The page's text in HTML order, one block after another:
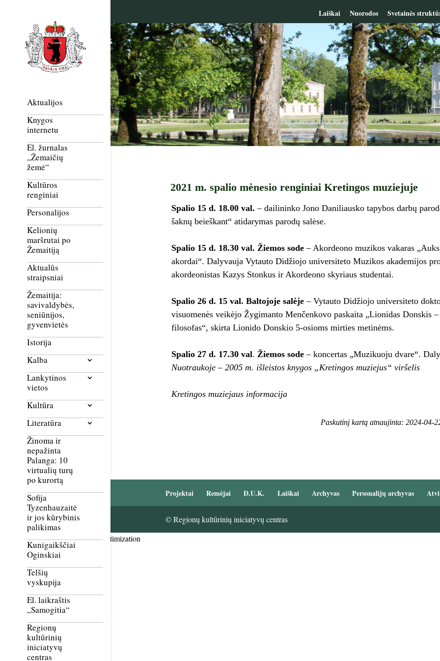
Laiškai Nuorodos Svetainės
Aktualijos
Knygos
internetu
El. žurnalas
„Žemaičių
žemė“
Kultūros
renginiai
Personalijos
Kelionių
maršrutai po
Žemaitiją
Aktualūs
straipsniai
Žemaitija:
savivaldybės,
seniūnijos,
gyvenvietės
Istorija
Kalba
Lankytinos
vietos
Kultūra
Literatūra
Žinoma ir
nepažinta
Palanga: 10
virtualių turų
po kurortą
Sofija
Tyzenhauzaitė
ir jos kūrybinis
palikimas
Kunigaikščiai
Oginskiai
Telšių
vyskupija
El. laikraštis
„Samogitia“
Regionų
kultūrinių
iniciatyvų
centras
2021 m. spalio mėnesio renginiai Kretingos muziejuje
Spalio 15 d. 18.00 val. – dailininko Jono Daniliausko tapybos darbų
šaknų beieškant“ atidarymas parodų salėse.
Spalio 15 d. 18.30 val. Žiemos sode– Akordeono muzikos vakaras
akordai“. Dalyvauja Vytauto Didžiojo universiteto Muzikos akademijos
akordeonistas Kazys Stonkus ir Akordeono skyriaus studentai.
Spalio 26 d. 15 val. Baltojoje salėje– Vytauto Didžiojo universiteto
visuomenės veikėjo Žygimanto Menčenkovo paskaita „Lionidas Donskis
filosofas“, skirta Lionido Donskio 5-osioms mirties metinėms.
Spalio 27 d. 17.30 val. Žiemos sode– koncertas „Muzikuoju dvare“.
Nuotraukoje – 2005 m. išleistos knygos „Kretingos muziejus“ viršelis
Kretingos muziejaus informacija
Paskutinį kartą atnaujinta: 2024-04-
Projektai Remėjai D.U.K. Laiškai Archyvas Personalijų archyvas
© Regionų kultūrinių iniciatyvų centras
Smush Image Compression and Optimization